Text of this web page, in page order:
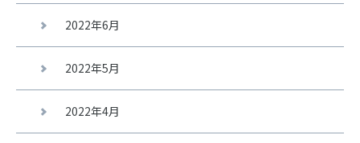
2022年6月
2022年5月
2022年4月